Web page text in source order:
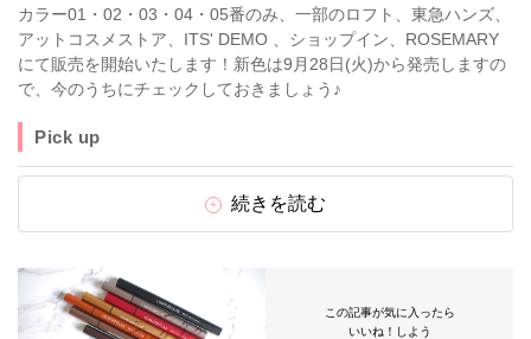
カラー01・02・03・04・05番のみ、一部のロフト、東急ハンズ、
アットコスメストア、ITS' DEMO 、ショップイン、ROSEMARY
にて販売を開始いたします！新色は9月28日(火)から発売しますの
で、今のうちにチェックしておきましょう♪
Pick up
続きを読む
この記事が気に入ったら
いいね！しよう